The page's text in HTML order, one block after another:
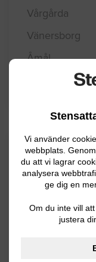
Vi använder
webbplats.
du att vi lagrar
analysera
ge dig en
Om du inte vill
justera
Vårgårda
Vänersborg
Åmål
Med sin
Falköping en